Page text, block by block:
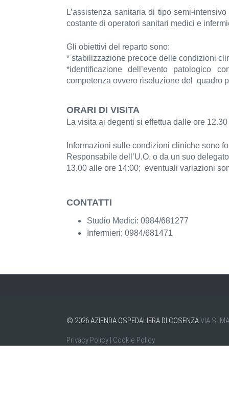
L’assistenza sanitaria di tipo semi-
costante di operatori sanitari medici e
Gli obiettivi del reparto sono:
* stabilizzazione precoce delle condizioni
*identificazione dell’evento patologico
competenza ovvero risoluzione del quadro
ORARI DI VISITA
La visita ai degenti si effettua dalle ore
Informazioni sulle condizioni cliniche sono
Responsabile dell’U.O. o da un suo
13.00 alle ore 14:00; eventuali variazioni
CONTATTI
Studio Medici: 0984/681277
Infermieri: 0984/681471
© 2026AZIENDA OSPEDALIERA DI COSENZAVIA S.
Privacy Policy | Cookie Policy